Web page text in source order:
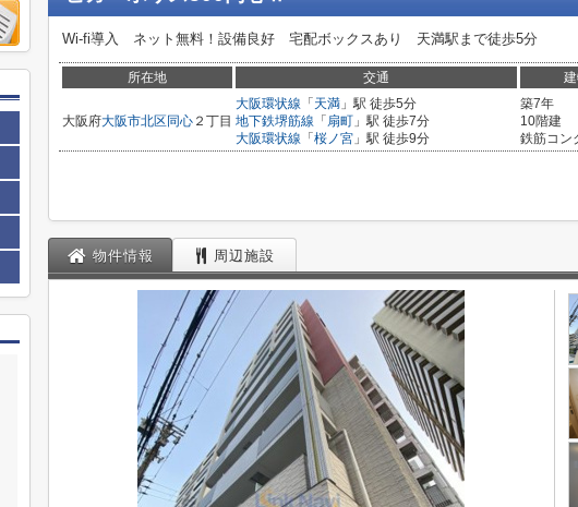
Wi-fi導入 ネット無料！設備良好 宅配ボックスあり 天満駅まで徒歩5分
所在地 交通
大阪府大阪市北区 同心 ２丁目
大阪環状線 「 天満 」駅 徒歩5分
地下鉄堺筋線 「 扇町 」駅 徒歩7分
大阪環状線 「 桜ノ宮 」駅 徒歩9分
築7年
10階建
鉄筋コン
物件情報 周辺施設